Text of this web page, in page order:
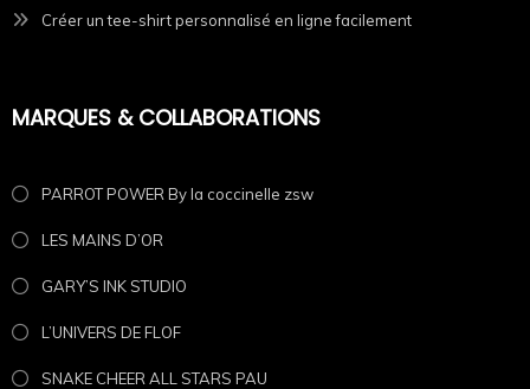
Créer un tee-shirt personnalisé en ligne facilement
MARQUES & COLLABORATIONS
PARROT POWER By la coccinelle zsw
LES MAINS D’OR
GARY’S INK STUDIO
L’UNIVERS DE FLOF
SNAKE CHEER ALL STARS PAU